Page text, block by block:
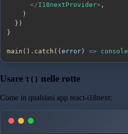
</I18nextProvider> ,
)
} )
}
main ( ) . catch ( ( error ) => console
Usare t() nelle rotte
Come in qualsiasi app react-i18next: